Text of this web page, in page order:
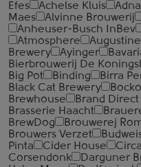
Efes Achelse Kluis
Maes
Alvinne Brouwerij
Anheuser-Busch InBev
Atmosphere
Brewery
Ayinger
Bierbrouwerij De
Big Pot
Binding Birra
Black Cat Brewery
Brewhouse
Brand Direct
Brasserie Haacht
BrewDog
Brouwerej
Brouwers Verzet
Pinta
Cider House
Corsendonk
Darguner